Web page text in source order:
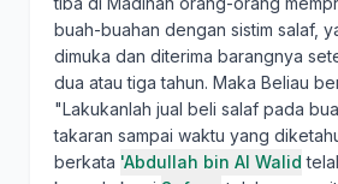
buah-buahan dengan sistim salaf,
dimuka dan diterima barangnya
dua atau tiga tahun. Maka Beliau
"Lakukanlah jual beli salaf pada
takaran sampai waktu yang
berkata 'Abdullah bin Al Walid